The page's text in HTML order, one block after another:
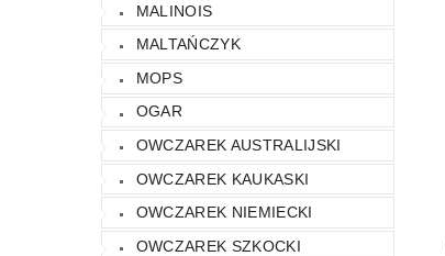
MALINOIS
MALTAŃCZYK
MOPS
OGAR
OWCZAREK AUSTRALIJSKI
OWCZAREK KAUKASKI
OWCZAREK NIEMIECKI
OWCZAREK SZKOCKI